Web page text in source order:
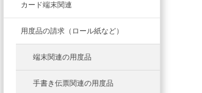
カード端末関連
用度品の請求（ロール紙など）
端末関連の用度品
手書き伝票関連の用度品